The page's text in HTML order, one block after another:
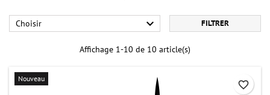
Choisir  FILTRER
Affichage 1-10 de 10 article(s)
Nouveau
favorite_border